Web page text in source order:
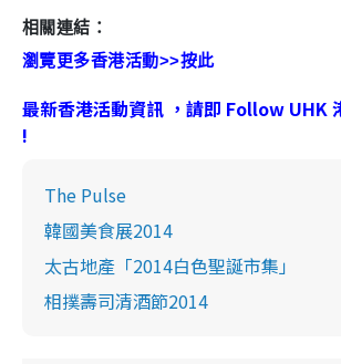
相關連結：
瀏覽更多香港活動>>按此
最新香港活動資訊 ，請即 Follow UHK
!
The Pulse
韓國美食展2014
太古地產「2014白色聖誕市集」
相撲壽司清酒節2014